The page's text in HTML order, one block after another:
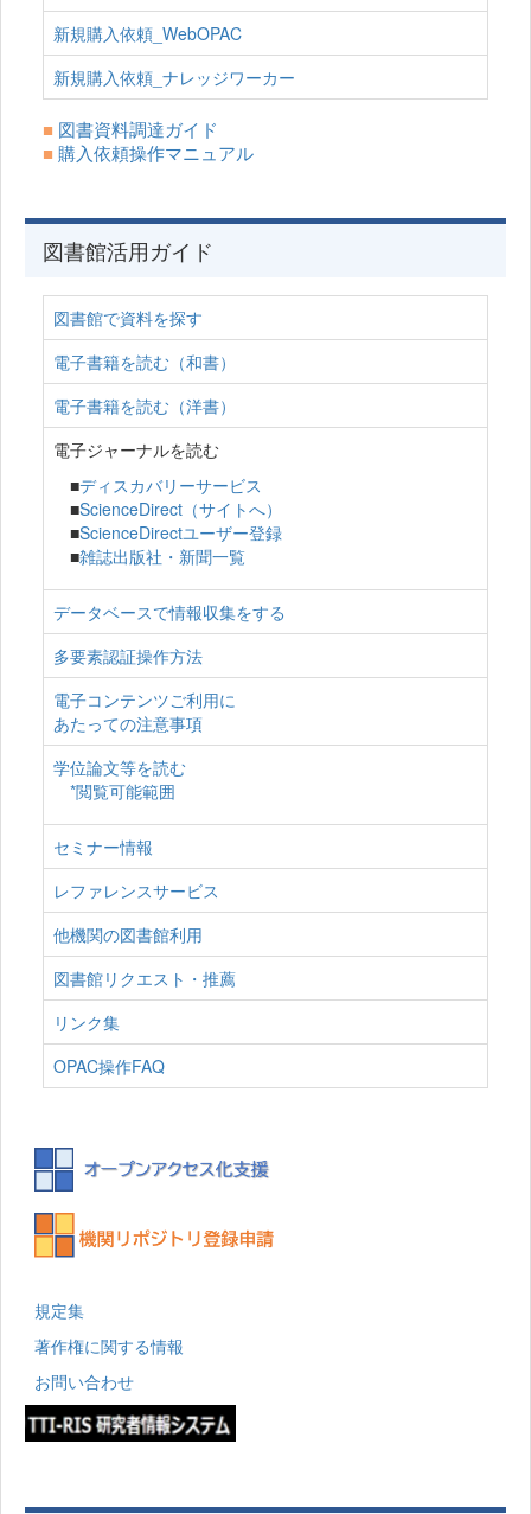
新規購入依頼_WebOPAC
新規購入依頼_ナレッジワーカー
■ 図書資料調達ガイド
■購入依頼操作マニュアル
図書館活用ガイド
図書館で資料を探す
電子書籍を読む（和書）
電子書籍を読む（洋書）
電子ジャーナルを読む
■ディスカバリーサービス
■ScienceDirect（サイトへ）
■ScienceDirectユーザー登録
■雑誌出版社・新聞一覧
データベースで情報収集をする
多要素認証操作方法
電子コンテンツご利用に
あたっての注意事項
学位論文等を読む
*閲覧可能範囲
セミナー情報
レファレンスサービス
他機関の図書館利用
図書館リクエスト・推薦
リンク集
OPAC操作FAQ
規定集
著作権に関する情報
お問い合わせ